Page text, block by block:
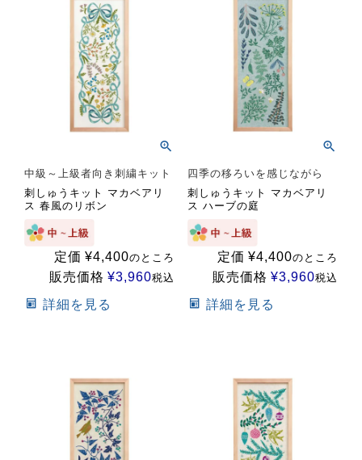
中級～上級者向き刺繍キット
刺しゅうキット マカベアリ
ス 春風のリボン
定価 ¥4,400のところ
販売価格 ¥3,960税込
詳細を見る
四季の移ろいを感じながら
刺しゅうキット マカベアリ
ス ハーブの庭
定価 ¥4,400のところ
販売価格 ¥3,960税込
詳細を見る